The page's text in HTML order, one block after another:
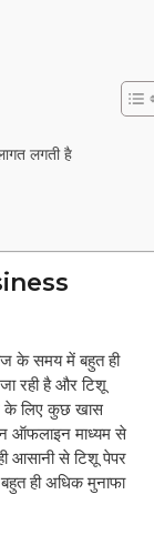
लगती है
के समय में बहुत ही
रही है और टिशू
के लिए कुछ खास
ऑफलाइन माध्यम से
आसानी से टिशू पेपर
ही अधिक मुनाफा